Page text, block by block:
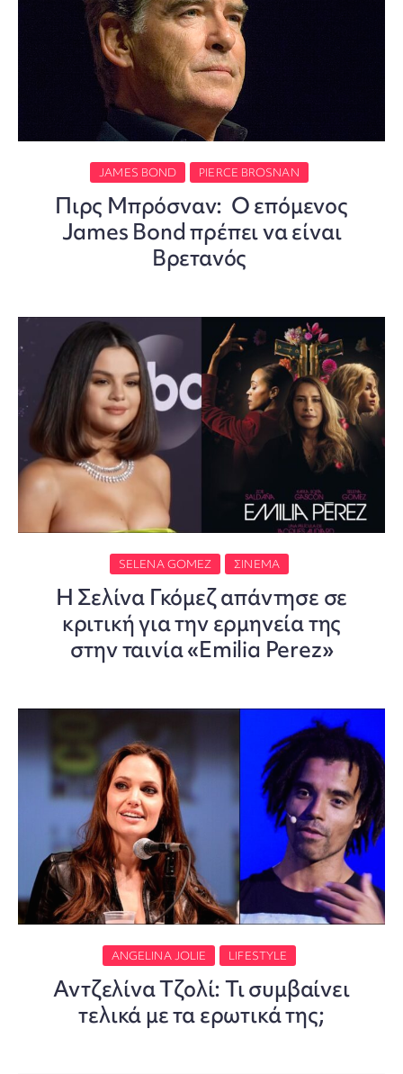
JAMES BOND PIERCE BROSNAN
Πιρς Μπρόσναν: Ο επόμενος
James Bond πρέπει να είναι
Βρετανός
SELENA GOMEZ ΣΙΝΕΜΆ
Η Σελίνα Γκόμεζ απάντησε σε
κριτική για την ερμηνεία της
στην ταινία «Emilia Perez»
ANGELINA JOLIE LIFESTYLE
Αντζελίνα Τζολί: Τι συμβαίνει
τελικά με τα ερωτικά της;